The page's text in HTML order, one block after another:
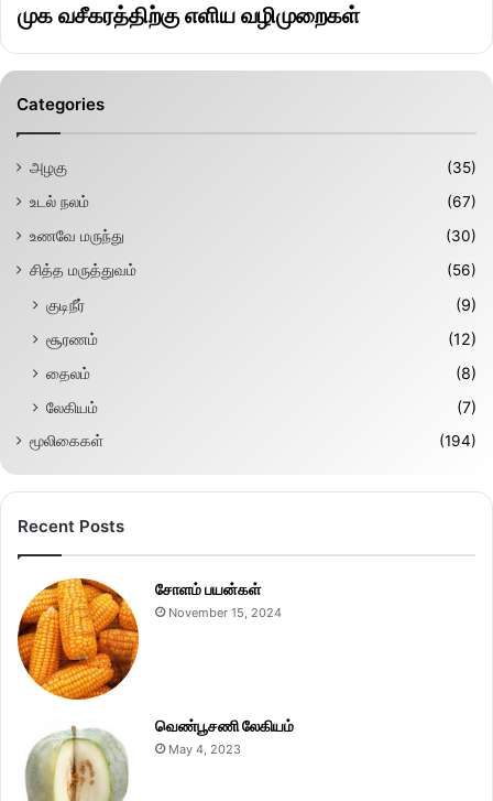
முக வசீகரத்திற்கு எளிய வழிமுறைகள்
Categories
அழகு
(35)
உடல் நலம்
(67)
உணவே மருந்து
(30)
சித்த மருத்துவம்
(56)
குடிநீர்
(9)
சூரணம்
(12)
தைலம்
(8)
லேகியம்
(7)
மூலிகைகள் (194)
Recent Posts
சோளம் பயன்கள்
November 15, 2024
வெண்பூசணி லேகியம்
May 4, 2023